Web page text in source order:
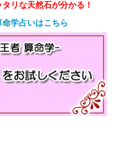
リな天然石が分かる！
命学占いはこちら